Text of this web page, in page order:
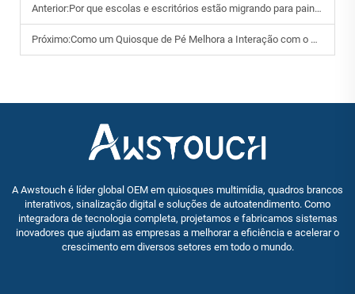
Anterior:Por que escolas e escritórios estão migrando para painéis planos interativos?
Próximo:Como um Quiosque de Pé Melhora a Interação com o Cliente?
A Awstouch é líder global OEM em quiosques multimídia, quadros brancos
interativos, sinalização digital e soluções de autoatendimento. Como
integradora de tecnologia completa, projetamos e fabricamos sistemas
inovadores que ajudam as empresas a melhorar a eficiência e acelerar o
crescimento em diversos setores em todo o mundo.